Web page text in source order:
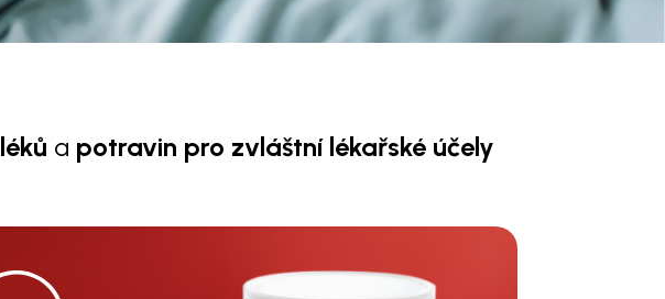
léků a potravin pro zvláštní lékařské účely